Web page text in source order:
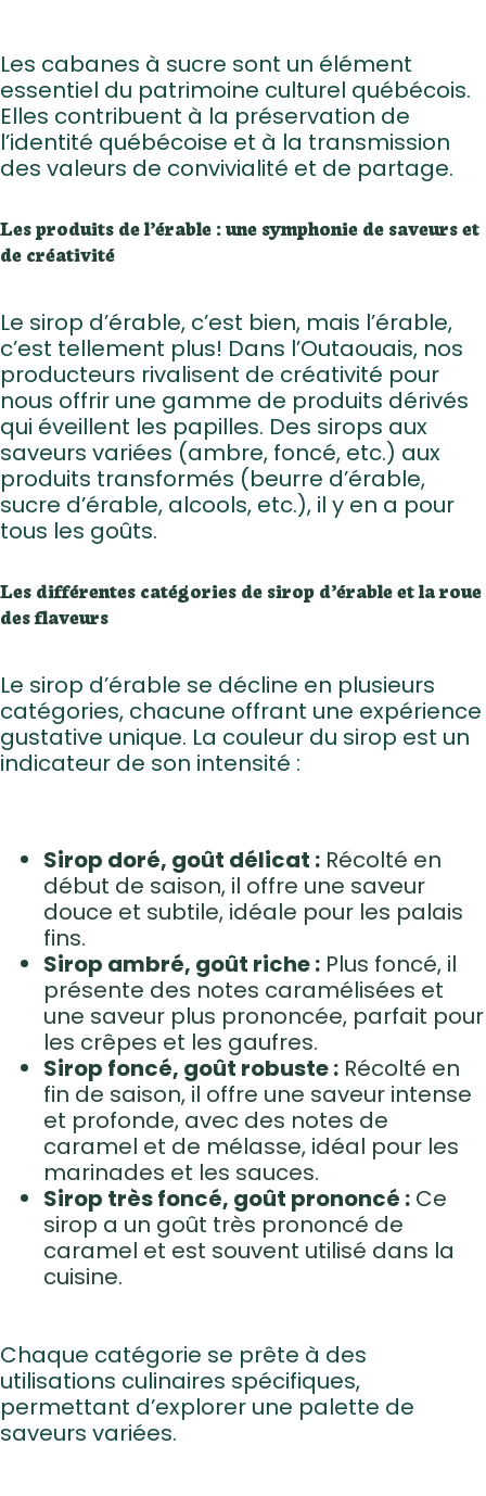
Les cabanes à sucre sont un élément
essentiel du patrimoine culturel québécois.
Elles contribuent à la préservation de
l’identité québécoise et à la transmission
des valeurs de convivialité et de partage.
Les produits de l’érable : une symphonie de saveurs et
de créativité
Le sirop d’érable, c’est bien, mais l’érable,
c’est tellement plus! Dans l’Outaouais, nos
producteurs rivalisent de créativité pour
nous offrir une gamme de produits dérivés
qui éveillent les papilles. Des sirops aux
saveurs variées (ambre, foncé, etc.) aux
produits transformés (beurre d’érable,
sucre d’érable, alcools, etc.), il y en a pour
tous les goûts.
Les différentes catégories de sirop d’érable et la roue
des flaveurs
Le sirop d’érable se décline en plusieurs
catégories, chacune offrant une expérience
gustative unique. La couleur du sirop est un
indicateur de son intensité :
Sirop doré, goût délicat : Récolté en
début de saison, il offre une saveur
douce et subtile, idéale pour les palais
fins.
Sirop ambré, goût riche : Plus foncé, il
présente des notes caramélisées et
une saveur plus prononcée, parfait pour
les crêpes et les gaufres.
Sirop foncé, goût robuste : Récolté en
fin de saison, il offre une saveur intense
et profonde, avec des notes de
caramel et de mélasse, idéal pour les
marinades et les sauces.
Sirop très foncé, goût prononcé : Ce
sirop a un goût très prononcé de
caramel et est souvent utilisé dans la
cuisine.
Chaque catégorie se prête à des
utilisations culinaires spécifiques,
permettant d’explorer une palette de
saveurs variées.